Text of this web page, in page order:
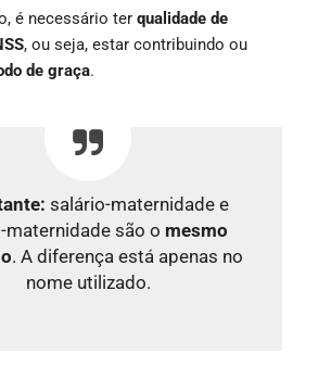
é necessário ter qualidade de
, ou seja, estar contribuindo ou
de graça.
salário-maternidade e
maternidade são o mesmo
. A diferença está apenas no
nome utilizado.